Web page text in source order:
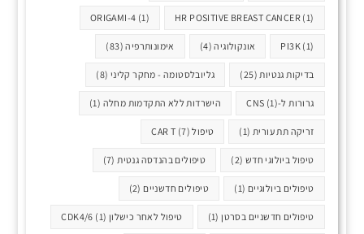
HR POSITIVE BREAST CANCER(1)
ORIGAMI-4 (1)
PI3K(1) אונקולוגיה(4) אימונותרפיה(83)
בדיקות גנטיות (25) גליובלסטומה - מחקר קליני (8)
גרורות ל-CNS(1) הישרדות ללא התקדמות מחלה (1)
זריקה תת עורית (1) טיפול CAR T (7)
טיפול ביולוגי חדש (2) טיפולים בהנדסה גנטית (7)
טיפולים ביולוגיים (1) טיפולים חדשניים (2)
טיפולים חדשניים בסרטן(1) טיפול לאחר כישלון CDK4/6 (1)